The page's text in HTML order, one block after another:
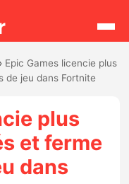
Rechercher
Epic Games licencie plus
de jeu dans Fortnite
plus
et ferme
dans